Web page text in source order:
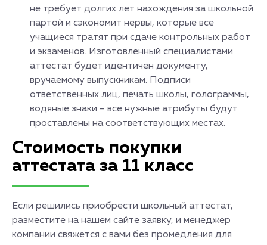
не требует долгих лет нахождения за школьной
партой и сэкономит нервы, которые все
учащиеся тратят при сдаче контрольных работ
и экзаменов. Изготовленный специалистами
аттестат будет идентичен документу,
вручаемому выпускникам. Подписи
ответственных лиц, печать школы, голограммы,
водяные знаки – все нужные атрибуты будут
проставлены на соответствующих местах.
Стоимость покупки
аттестата за 11 класс
Если решились приобрести школьный аттестат,
разместите на нашем сайте заявку, и менеджер
компании свяжется с вами без промедления для